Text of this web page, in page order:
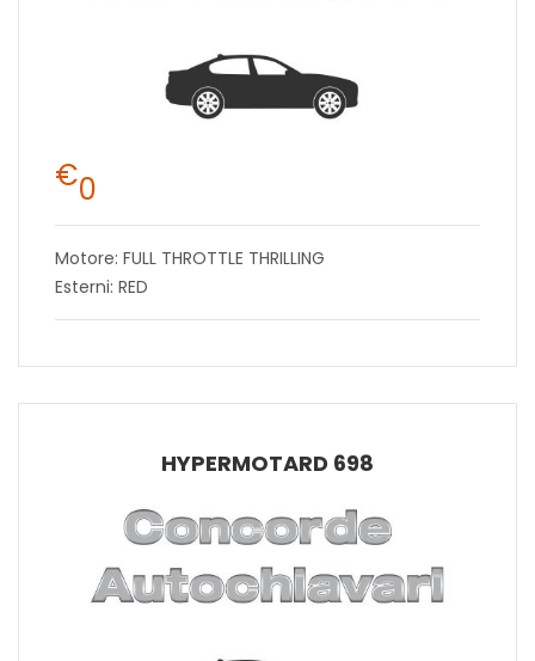
€0
Motore: FULL THROTTLE THRILLING
Esterni: RED
HYPERMOTARD 698